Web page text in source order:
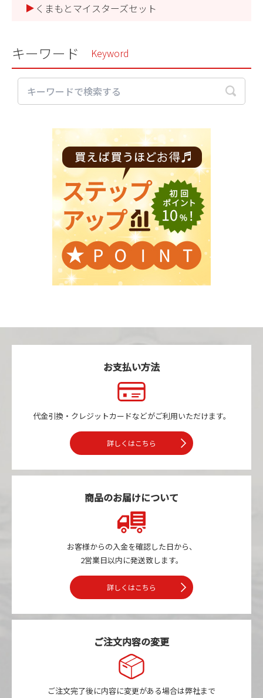
くまもとマイスターズセット
キーワード Keyword
お支払い方法
代金引換・クレジットカードなどがご利用いただけます。
詳しくはこちら
商品のお届けについて
お客様からの入金を確認した日から、
2営業日以内に発送致します。
詳しくはこちら
ご注文内容の変更
ご注文完了後に内容に変更がある場合は弊社まで